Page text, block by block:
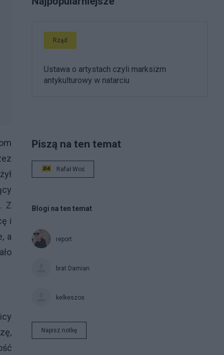
Z
i
a
Rząd
Ustawa o artystach czyli marksizm
antykulturowy w natarciu
Piszą na ten temat
Rafał Woś
Blogi na ten temat
report
brat Damian
kelkeszos
Napisz notkę